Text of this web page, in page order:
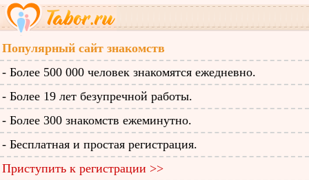
Популярный сайт знакомств
- Более 500 000 человек знакомятся ежедневно.
- Более 19 лет безупречной работы.
- Более 300 знакомств ежеминутно.
- Бесплатная и простая регистрация.
Приступить к регистрации >>